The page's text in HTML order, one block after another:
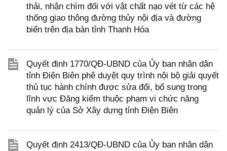
thải, nhận chìm đối với vật chất nạo vét từ các hệ
thống giao thông đường thủy nội địa và đường
biển trên địa bàn tỉnh Thanh Hóa
Quyết định 1770/QĐ-UBND của Ủy ban nhân dân
tỉnh Điện Biên phê duyệt quy trình nội bộ giải quyết
thủ tục hành chính được sửa đổi, bổ sung trong
lĩnh vực Đăng kiểm thuộc phạm vi chức năng
quản lý của Sở Xây dựng tỉnh Điện Biên
Quyết định 2413/QĐ-UBND của Ủy ban nhân dân